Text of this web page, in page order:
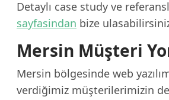
Detaylı case study ve
sayfasindan bize
Mersin Müşteri
Mersin bölgesinde web
verdiğimiz müşterilerimizin